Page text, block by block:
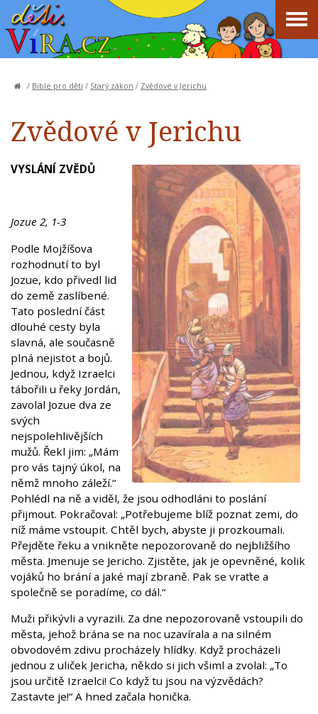
/ Bible pro děti / Starý zákon / Zvědové v Jerichu
Zvědové v Jerichu
VYSLÁNÍ ZVĚDŮ
Jozue 2, 1-3
Podle Mojžíšova
rozhodnutí to byl
Jozue, kdo přivedl lid
do země zaslíbené.
Tato poslední část
dlouhé cesty byla
slavná, ale současně
plná nejistot a bojů.
Jednou, když Izraelci
tábořili u řeky Jordán,
zavolal Jozue dva ze
svých
nejspolehlivějších
mužů. Řekl jim: „Mám
pro vás tajný úkol, na
němž mnoho záleží.“
Pohlédl na ně a viděl, že jsou odhodláni to poslání
přijmout. Pokračoval: „Potřebujeme blíž poznat zemi, do
níž máme vstoupit. Chtěl bych, abyste ji prozkoumali.
Přejděte řeku a vnikněte nepozorovaně do nejbližšího
města. Jmenuje se Jericho. Zjistěte, jak je opevněné, kolik
vojáků ho brání a jaké mají zbraně. Pak se vraťte a
společně se poradíme, co dál.“
Muži přikývli a vyrazili. Za dne nepozorovaně vstoupili do
města, jehož brána se na noc uzavírala a na silném
obvodovém zdivu procházely hlídky. Když procházeli
jednou z uliček Jericha, někdo si jich všiml a zvolal: „To
jsou určitě Izraelci! Co když tu jsou na výzvědách?
Zastavte je!“ A hned začala honička.